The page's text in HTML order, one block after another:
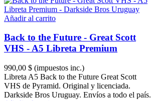
Añadir al carrito
Back to the Future - Great Scott
VHS - A5 Libreta Premium
990,00 $ (impuestos inc.)
Libreta A5 Back to the Future Great Scott
VHS de Pyramid. Original y licenciada.
Darkside Bros Uruguay. Envíos a todo el país.